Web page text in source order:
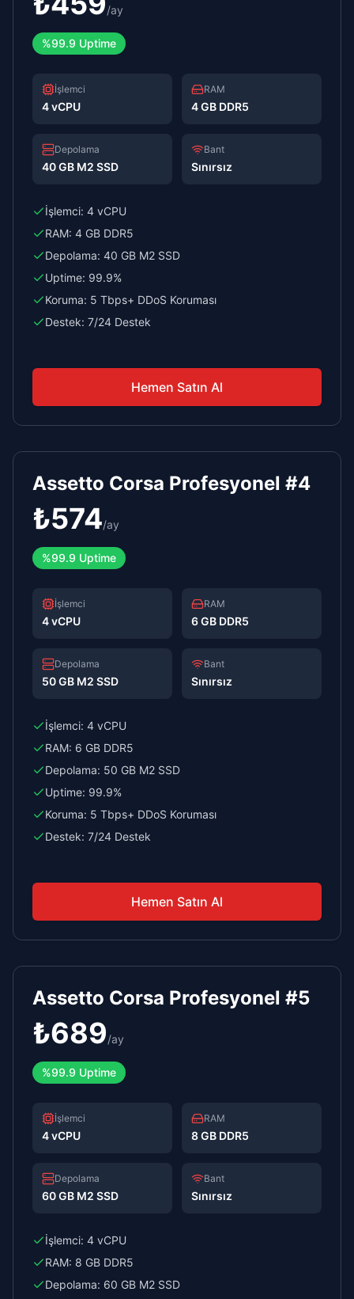
/ay
%99.9 Uptime
İşlemci
4 vCPU
RAM
4 GB DDR5
Depolama
40 GB M2 SSD
Bant
Sınırsız
İşlemci: 4 vCPU
RAM: 4 GB DDR5
Depolama: 40 GB M2 SSD
Uptime: 99.9%
Koruma: 5 Tbps+ DDoS Koruması
Destek: 7/24 Destek
Hemen Satın Al
Assetto Corsa Profesyonel #4
₺574/ay
%99.9 Uptime
İşlemci
4 vCPU
RAM
6 GB DDR5
Depolama
50 GB M2 SSD
Bant
Sınırsız
İşlemci: 4 vCPU
RAM: 6 GB DDR5
Depolama: 50 GB M2 SSD
Uptime: 99.9%
Koruma: 5 Tbps+ DDoS Koruması
Destek: 7/24 Destek
Hemen Satın Al
Assetto Corsa Profesyonel #5
₺689/ay
%99.9 Uptime
İşlemci
4 vCPU
RAM
8 GB DDR5
Depolama
60 GB M2 SSD
Bant
Sınırsız
İşlemci: 4 vCPU
RAM: 8 GB DDR5
Depolama: 60 GB M2 SSD